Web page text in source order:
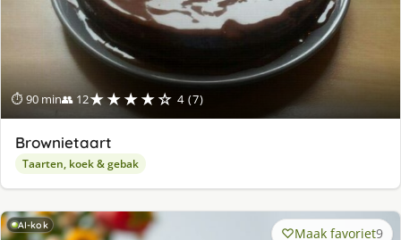
⏱ 90 min👥 12★★★★☆ 4 (7)
Brownietaart
Taarten, koek & gebak
AI-kok Maak favoriet9